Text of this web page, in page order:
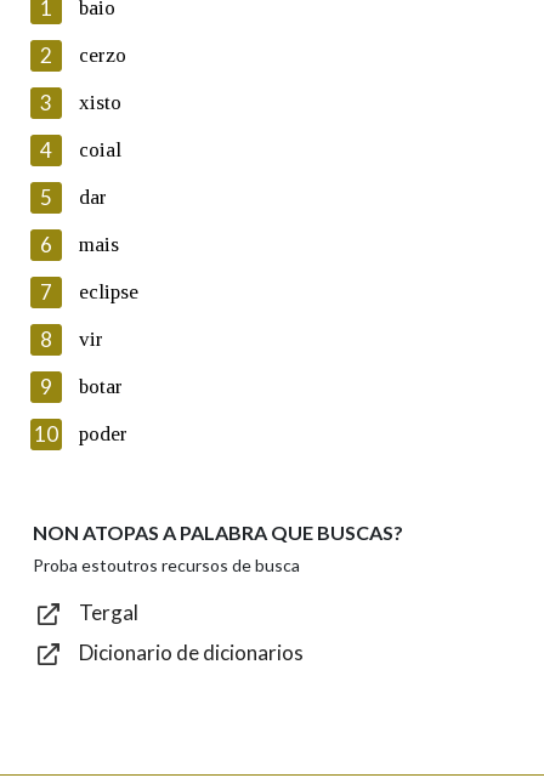
En cumprimento da normativa vixente en materia de
Protección de Datos de Carácter Persoal, a Real Academia
Galega informa a aqueles usuarios que faciliten o seu correo
electrónico, así como calquera outra información de carácter
persoal, que estes datos serán obxecto de tratamento
automatizado de carácter confidencial e incorporados aos seus
ficheiros informáticos. Así mesmo, os usuarios poderán exercer o
seu dereito de acceso, rectificación, oposición e cancelación dos
seus datos poñéndose en contacto connosco.
Lin e acepto as condicións da política de
Introduce o código que aparece na imaxe:
Texto de verificación
1 baio
2 cerzo
3 xisto
4 coial
5 dar
6 mais
7 eclipse
8 vir
9 botar
10 poder
NON ATOPAS A PALABRA QUE BUSCAS?
Proba estoutros recursos de busca
Tergal
Dicionario de dicionarios